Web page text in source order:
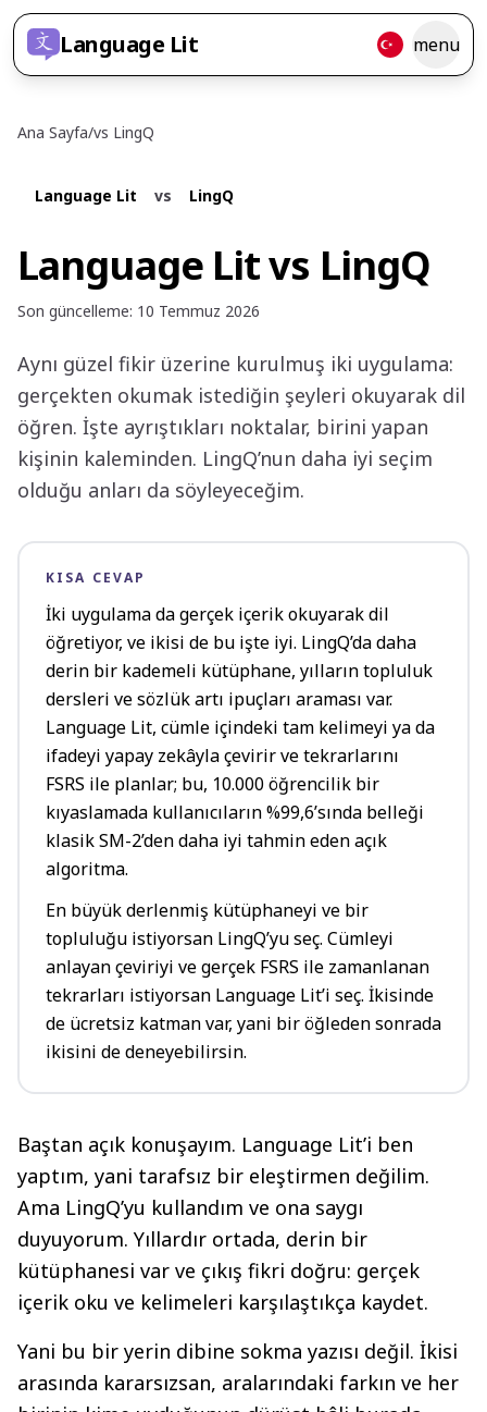
Language Lit menu
Ana Sayfa/vs LingQ
Language Lit vs LingQ
Language Lit vs LingQ
Son güncelleme: 10 Temmuz 2026
Aynı güzel fikir üzerine kurulmuş iki uygulama:
gerçekten okumak istediğin şeyleri okuyarak dil
öğren. İşte ayrıştıkları noktalar, birini yapan
kişinin kaleminden. LingQ’nun daha iyi seçim
olduğu anları da söyleyeceğim.
KISA CEVAP
İki uygulama da gerçek içerik okuyarak dil
öğretiyor, ve ikisi de bu işte iyi. LingQ’da daha
derin bir kademeli kütüphane, yılların topluluk
dersleri ve sözlük artı ipuçları araması var.
Language Lit, cümle içindeki tam kelimeyi ya da
ifadeyi yapay zekâyla çevirir ve tekrarlarını
FSRS ile planlar; bu, 10.000 öğrencilik bir
kıyaslamada kullanıcıların %99,6’sında belleği
klasik SM-2’den daha iyi tahmin eden açık
algoritma.
En büyük derlenmiş kütüphaneyi ve bir
topluluğu istiyorsan LingQ’yu seç. Cümleyi
anlayan çeviriyi ve gerçek FSRS ile zamanlanan
tekrarları istiyorsan Language Lit’i seç. İkisinde
de ücretsiz katman var, yani bir öğleden sonrada
ikisini de deneyebilirsin.
Baştan açık konuşayım. Language Lit’i ben
yaptım, yani tarafsız bir eleştirmen değilim.
Ama LingQ’yu kullandım ve ona saygı
duyuyorum. Yıllardır ortada, derin bir
kütüphanesi var ve çıkış fikri doğru: gerçek
içerik oku ve kelimeleri karşılaştıkça kaydet.
Yani bu bir yerin dibine sokma yazısı değil. İkisi
arasında kararsızsan, aralarındaki farkın ve her